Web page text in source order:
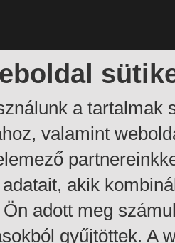
a tartalmak
valamint
akik
adott meg
gyűjtöttek. A